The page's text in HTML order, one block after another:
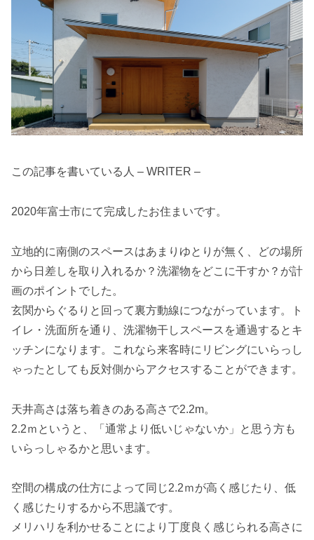
この記事を書いている人 – WRITER –
2020年富士市にて完成したお住まいです。
立地的に南側のスペースはあまりゆとりが無く、どの場所
から日差しを取り入れるか？洗濯物をどこに干すか？が計
画のポイントでした。
玄関からぐるりと回って裏方動線につながっています。ト
イレ・洗面所を通り、洗濯物干しスペースを通過するとキ
ッチンになります。これなら来客時にリビングにいらっし
ゃったとしても反対側からアクセスすることができます。
天井高さは落ち着きのある高さで2.2m。
2.2ｍというと、「通常より低いじゃないか」と思う方も
いらっしゃるかと思います。
空間の構成の仕方によって同じ2.2ｍが高く感じたり、低
く感じたりするから不思議です。
メリハリを利かせることにより丁度良く感じられる高さに